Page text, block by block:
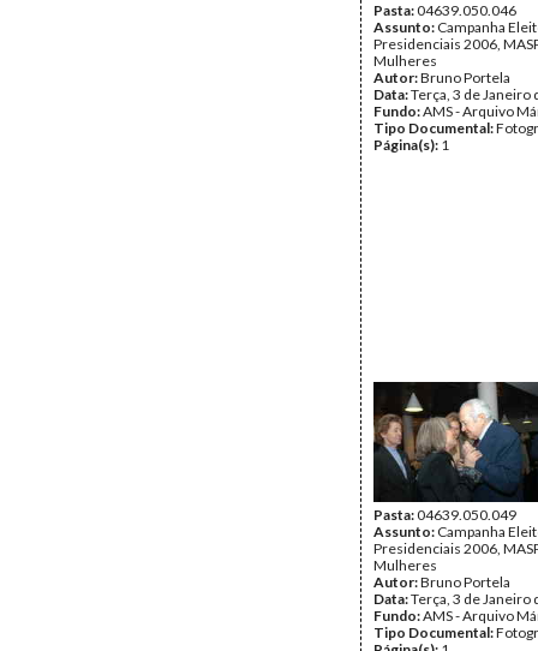
Pasta:04639.050.046
Assunto: Campanha
Presidenciais 2006,
Mulheres
Autor:Bruno Portela
Data:Terça, 3 de Janeiro
Fundo:AMS - Arquivo
Tipo Documental:
Página(s): 1
Pasta:04639.050.049
Assunto: Campanha
Presidenciais 2006,
Mulheres
Autor:Bruno Portela
Data:Terça, 3 de Janeiro
Fundo:AMS - Arquivo
Tipo Documental: